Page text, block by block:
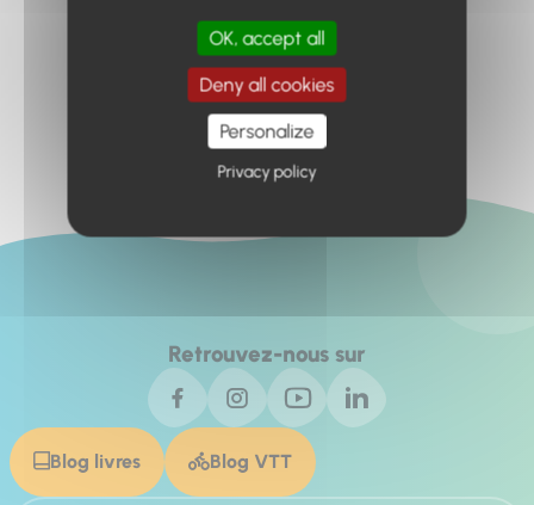
Retour à l'accueil
Retrouvez-nous sur
Blog livres Blog VTT
OK, accept all
Deny all cookies
Personalize
Privacy policy